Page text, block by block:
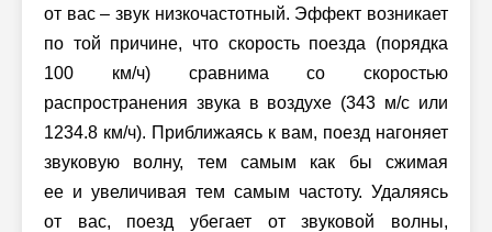
от вас – звук низкочастотный. Эффект возникает
по той причине, что скорость поезда (порядка
100 км/ч) сравнима со скоростью
распространения звука в воздухе (343 м/c или
1234.8 км/ч). Приближаясь к вам, поезд нагоняет
звуковую волну, тем самым как бы сжимая
ее и увеличивая тем самым частоту. Удаляясь
от вас, поезд убегает от звуковой волны,